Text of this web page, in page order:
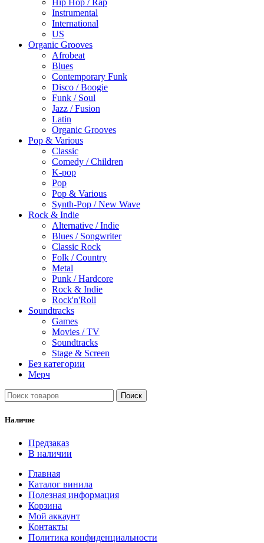
Hip Hop / Rap
Instrumental
International
US
Organic Grooves
Afrobeat
Blues
Contemporary Funk
Disco / Boogie
Funk / Soul
Jazz / Fusion
Latin
Organic Grooves
Pop & Various
Classic
Comedy / Children
K-pop
Pop
Pop & Various
Synth-Pop / New Wave
Rock & Indie
Alternative / Indie
Blues / Songwriter
Classic Rock
Folk / Country
Metal
Punk / Hardcore
Rock & Indie
Rock'n'Roll
Soundtracks
Games
Movies / TV
Soundtracks
Stage & Screen
Без категории
Мерч
Поиск
Наличие
Предзаказ
В наличии
Главная
Каталог винила
Полезная информация
Корзина
Мой аккаунт
Контакты
Политика конфиденциальности